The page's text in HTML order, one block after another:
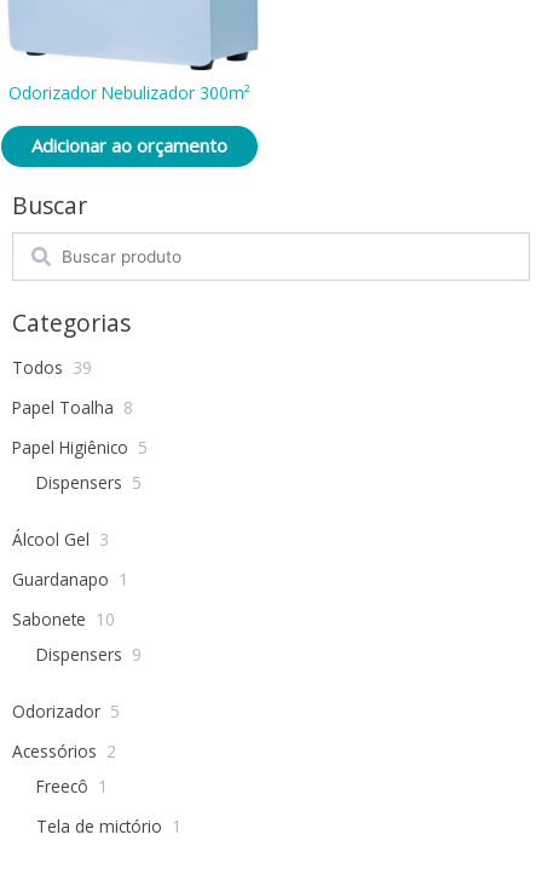
Buscar
Search
Categorias
Todos 39
Papel Toalha 8
Papel Higiênico 5
Dispensers 5
Álcool Gel 3
Guardanapo 1
Sabonete 10
Dispensers 9
Odorizador 5
Acessórios 2
Freecô 1
Tela de mictório 1
Odorizador Nebulizador 300m²
Adicionar ao orçamento